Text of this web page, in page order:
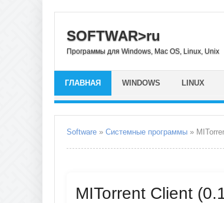
SOFTWAR>ru
Программы для Windows, Mac OS, Linux, Unix
ГЛАВНАЯ WINDOWS LINUX
Software » Системные программы »
MITorrent Client